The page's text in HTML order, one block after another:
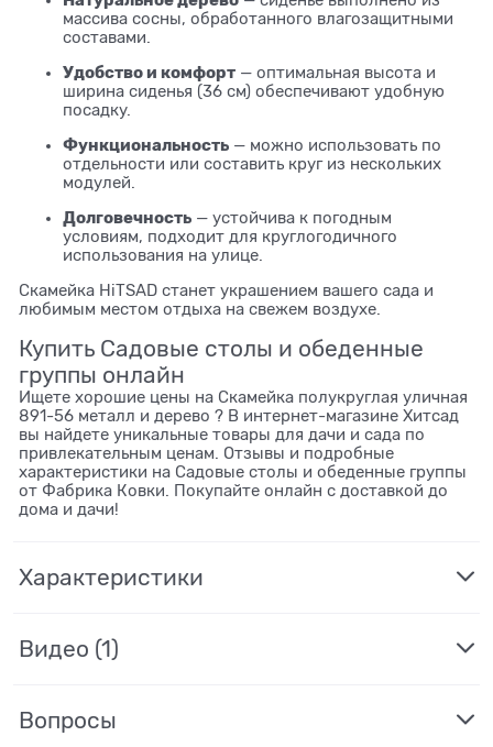
массива сосны, обработанного влагозащитными
составами.
Удобство и комфорт — оптимальная высота и
ширина сиденья (36 см) обеспечивают удобную
посадку.
Функциональность — можно использовать по
отдельности или составить круг из нескольких
модулей.
Долговечность — устойчива к погодным
условиям, подходит для круглогодичного
использования на улице.
Скамейка HiTSAD станет украшением вашего сада и
любимым местом отдыха на свежем воздухе.
Купить Садовые столы и обеденные
группы онлайн
Ищете хорошие цены на Скамейка полукруглая уличная
891-56 металл и дерево ? В интернет-магазине Хитсад
вы найдете уникальные товары для дачи и сада по
привлекательным ценам. Отзывы и подробные
характеристики на Садовые столы и обеденные группы
от Фабрика Ковки. Покупайте онлайн с доставкой до
дома и дачи!
Характеристики
Видео (1)
Вопросы